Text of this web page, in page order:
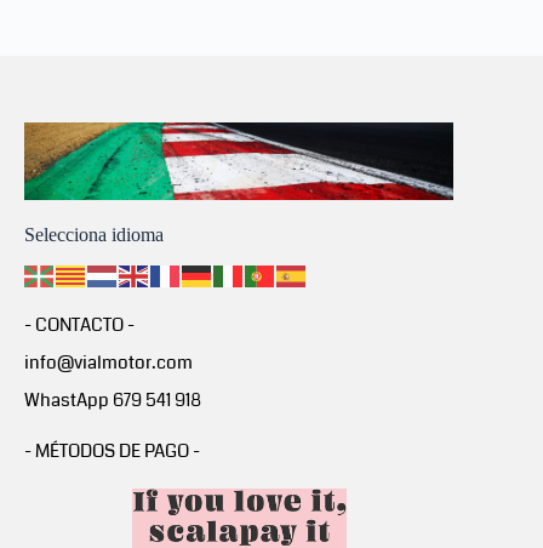
Selecciona idioma
- CONTACTO -
info@vialmotor.com
WhastApp 679 541 918
- MÉTODOS DE PAGO -